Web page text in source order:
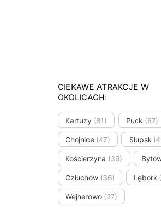
CIEKAWE ATRAKCJE W
OKOLICACH:
Kartuzy (81) Puck (67)
Chojnice (47) Słupsk
Kościerzyna (39)
Człuchów (36) Lębork
Wejherowo (27)